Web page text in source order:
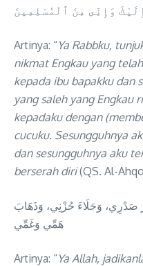
وَإِنِّى مِنَ ٱلْمُسْلِمِينَ
Artinya: “Ya Rabbku,
nikmat Engkau yang
kepada ibu bapakku dan
yang saleh yang Engkau
kepadaku dengan
cucuku. Sesungguhnya
dan sesungguhnya aku
berserah diri(QS. Al-
صَدْرِي، وَجَلَاءَ حُزْنِي، وَذَهَابَ
هَمِّي وَغَمِّي
Artinya: “Ya Allah,